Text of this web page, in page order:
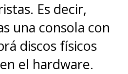
Es decir,
una consola con
discos físicos
el hardware.